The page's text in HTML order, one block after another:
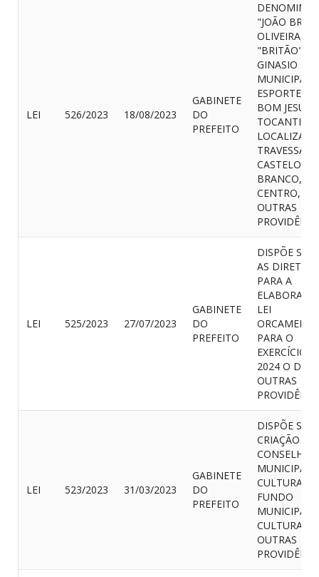
LEI 526/2023 18/08/2023
GABINETE
DO
PREFEITO
DENOMINA-
"JOÃO
OLIVEIRA,
"BRITÃO"
GINASIO
MUNICIPAL
ESPORTES
BOM JESUS
TOCANTINS,
TRAVESSA
CASTELO
BRANCO,
CENTRO, E
OUTRAS
LEI 525/2023 27/07/2023
GABINETE
DO
PREFEITO
DISPÕE
AS
PARA A
LEI
PARA O
EXERCÍCIO
2024 O DÁ
OUTRAS
LEI 523/2023 31/03/2023
GABINETE
DO
PREFEITO
DISPÕE
CRIAÇÃO DO
CONSELHO
MUNICIPAL
CULTURA, E
FUNDO
MUNICIPAL
CULTURA E
OUTRAS